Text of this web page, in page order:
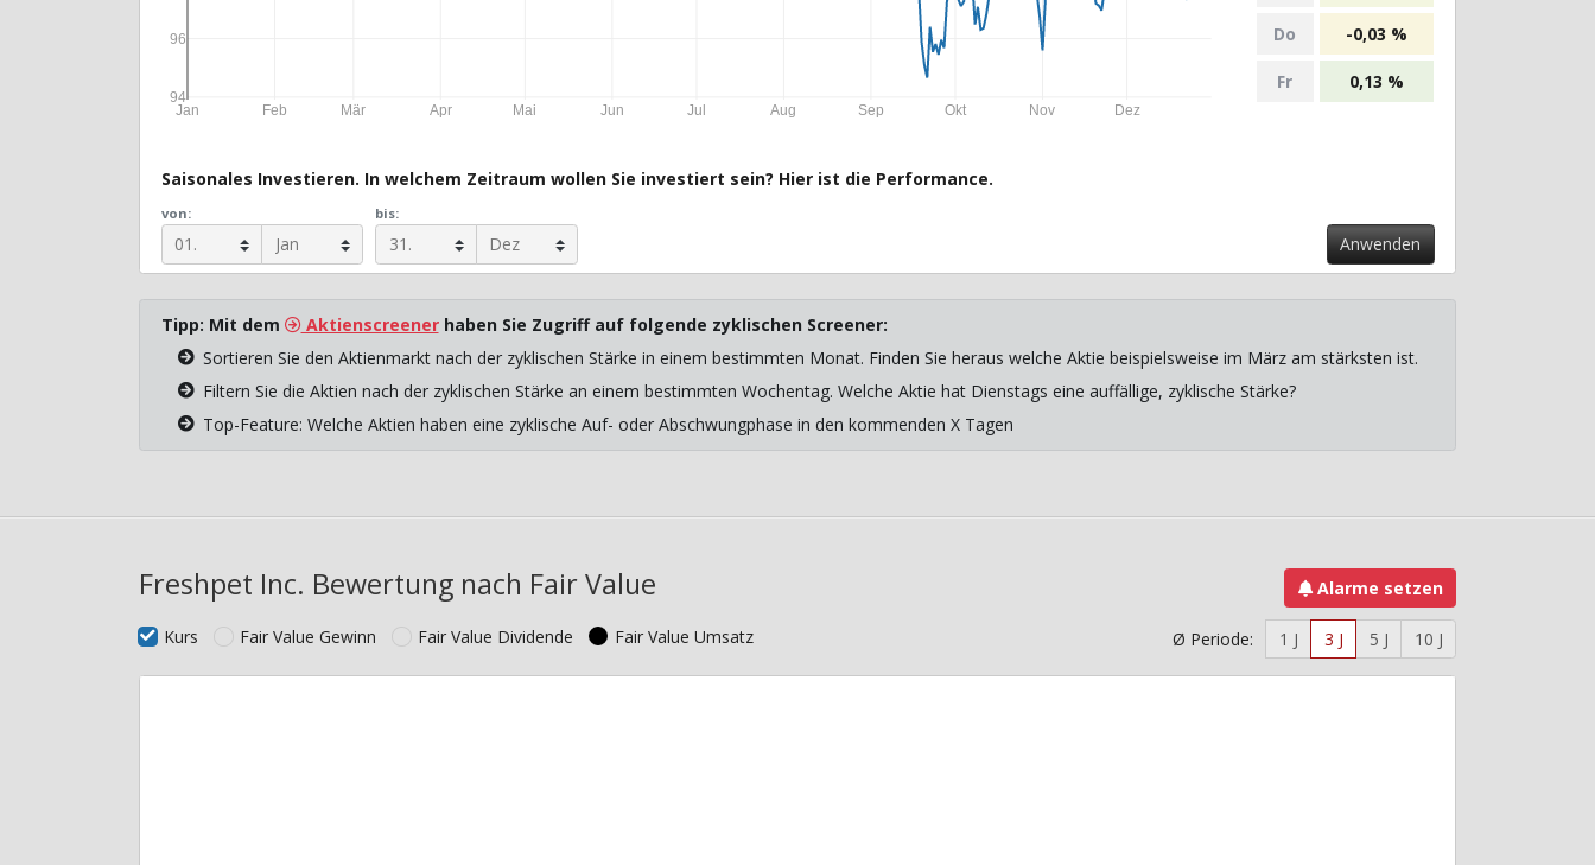
Jan Feb Mär Apr Mai Jun Jul Aug Sep Okt Nov Dez
94
96 Do -0,03 %
Fr 0,13 %
Saisonales Investieren. In welchem Zeitraum wollen Sie investiert sein? Hier ist die Performance.
von: bis:
Tipp: Mit dem Aktienscreenerhaben Sie Zugriff auf folgende zyklischen Screener:
Sortieren Sie den Aktienmarkt nach der zyklischen Stärke in einem bestimmten Monat. Finden Sie heraus welche Aktie beispielsweise im März am stärksten ist.
Filtern Sie die Aktien nach der zyklischen Stärke an einem bestimmten Wochentag. Welche Aktie hat Dienstags eine auffällige, zyklische Stärke?
Top-Feature: Welche Aktien haben eine zyklische Auf- oder Abschwungphase in den kommenden X Tagen
Freshpet Inc. Bewertung nach Fair Value Alarme setzen
Kurs Fair Value Gewinn Fair Value Dividende Fair Value Umsatz Ø Periode: 1 J 3 J 5 J 10 J